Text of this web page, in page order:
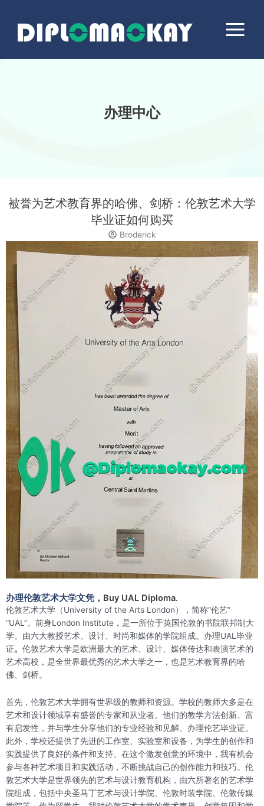
Menu
办理中心
被誉为艺术教育界的哈佛、剑桥：伦敦艺术大学
毕业证如何购买
Broderick
办理伦敦艺术大学文凭 ，Buy UAL Diploma.
伦敦艺术大学（University of the Arts London），简称“伦艺”
“UAL”。前身London Institute，是一所位于英国伦敦的书院联邦制大
学。由六大教授艺术、设计、时尚和媒体的学院组成。办理UAL毕业
证。 伦敦艺术大学是欧洲最大的艺术、设计、媒体传达和表演艺术的
艺术高校，是全世界最优秀的艺术大学之一，也是艺术教育界的哈
佛、剑桥。
首先，伦敦艺术大学拥有世界级的教师和资源。学校的教师大多是在
艺术和设计领域享有盛誉的专家和从业者。他们的教学方法创新、富
有启发性，并与学生分享他们的专业经验和见解。办理伦艺毕业证。
此外，学校还提供了先进的工作室、实验室和设备，为学生的创作和
实践提供了良好的条件和支持。在这个激发创意的环境中，我有机会
参与各种艺术项目和实践活动，不断挑战自己的创作能力和技巧。伦
敦艺术大学是世界领先的艺术与设计教育机构，由六所著名的艺术学
院组成，包括中央圣马丁艺术与设计学院、伦敦时装学院、伦敦传媒